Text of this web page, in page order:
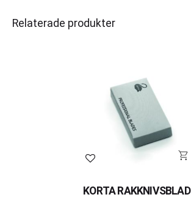
Relaterade produkter
Lägg till i favoriter
KORTA RAKKNIVSBLAD